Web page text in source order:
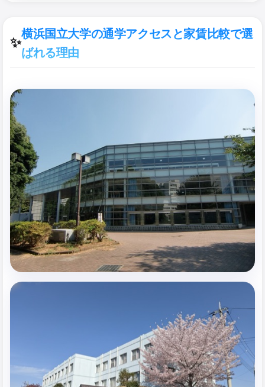
✨
横浜国立大学の通学アクセスと家賃比較で選
ばれる理由